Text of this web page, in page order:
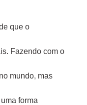
que o
Fazendo com o
mundo, mas
forma